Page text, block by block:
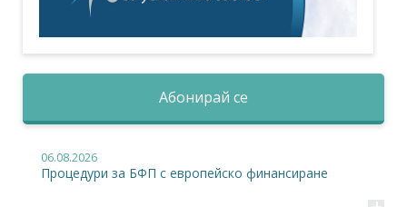
Абонирай се
06.08.2026
Процедури за БФП с европейско финансиране